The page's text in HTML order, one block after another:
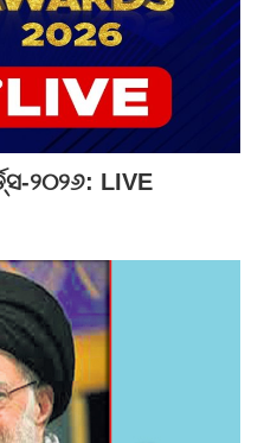
୨୦୨୬: LIVE